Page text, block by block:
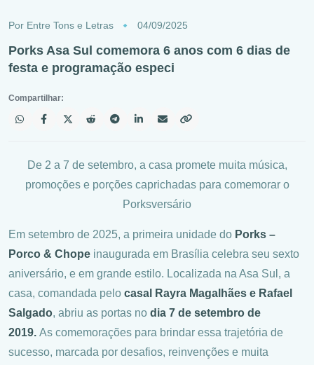
Por Entre Tons e Letras 04/09/2025
Porks Asa Sul comemora 6 anos com 6 dias de
festa e programação especi
Compartilhar:
De 2 a 7 de setembro, a casa promete muita música,
promoções e porções caprichadas para comemorar o
Porksversário
Em setembro de 2025, a primeira unidade do Porks –
Porco & Chope inaugurada em Brasília celebra seu sexto
aniversário, e em grande estilo. Localizada na Asa Sul, a
casa, comandada pelo casal Rayra Magalhães e Rafael
Salgado, abriu as portas no dia 7 de setembro de
2019. As comemorações para brindar essa trajetória de
sucesso, marcada por desafios, reinvenções e muita